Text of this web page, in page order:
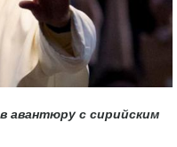
авантюру с сирийским